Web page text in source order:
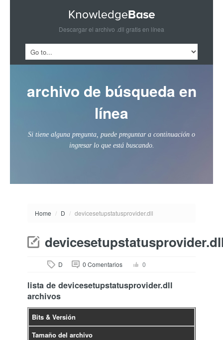
Descargar el archivo .dll gratis en línea
archivo de búsqueda en
línea
Si tiene alguna pregunta, puede preguntar a continuación o
ingresar lo que está buscando.
Home / D / devicesetupstatusprovider.dll
D 0 Comentarios 0
lista de devicesetupstatusprovider.dll
archivos
Bits & Versión
Tamaño del archivo